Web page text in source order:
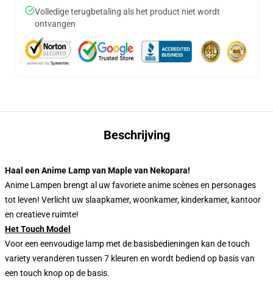
Volledige terugbetaling als het product niet wordt
ontvangen
Beschrijving
Haal een Anime Lamp van Maple van Nekopara!
Anime Lampen brengt al uw favoriete anime scènes en personages
tot leven! Verlicht uw slaapkamer, woonkamer, kinderkamer, kantoor
en creatieve ruimte!
Het Touch Model
Voor een eenvoudige lamp met de basisbedieningen kan de touch
variety veranderen tussen 7 kleuren en wordt bediend op basis van
een touch knop op de basis.